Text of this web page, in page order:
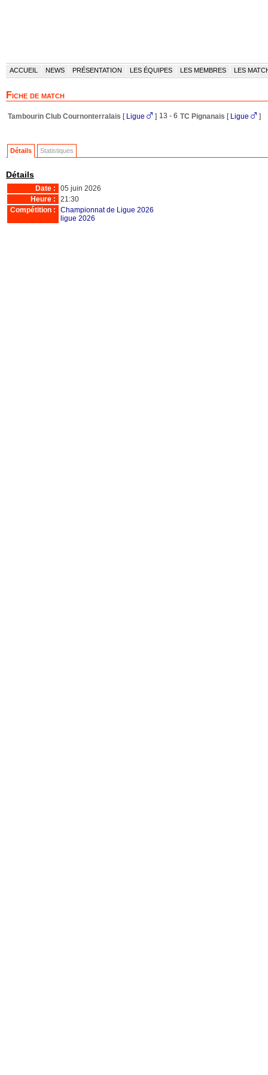
ACCUEIL NEWS PRÉSENTATION LES ÉQUIPES LES MEMBRES LES
Fiche de match
Tambourin Club Cournonterralais [ Ligue ] 13 - 6 TC Pignanais [ Ligue ]
Détails Statistiques
Détails
Date :
05 juin 2026
Heure :
21:30
Compétition :
Championnat de Ligue 2026
ligue 2026